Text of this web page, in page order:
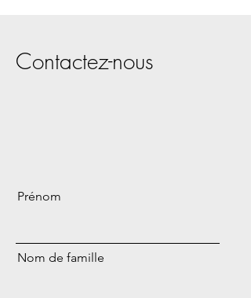
Contactez-nous
Prénom
Nom de famille